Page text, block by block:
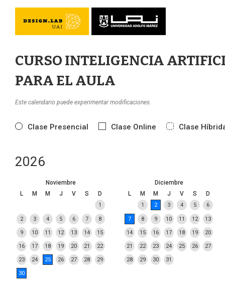
CURSO INTELIGENCIA
PARA EL AULA
Este calendario puede experimentar modificaciones.
Clase Presencial Clase Online Clase
2026
Noviembre
L
M M J V S D
1
2 3 4 5 6 7 8
9 10 11 12 13 14 15
16 17 18 19 20 21 22
23 24 25 26 27 28 29
30
Diciembre
L
M M J V S D
1 2 3 4 5 6
7 8 9 10 11 12 13
14 15 16 17 18 19 20
21 22 23 24 25 26 27
28 29 30 31